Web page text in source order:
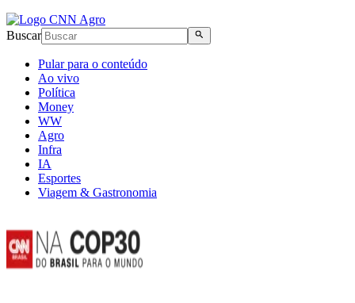
Buscar
Pular para o conteúdo
Ao vivo
Política
Money
WW
Agro
Infra
IA
Esportes
Viagem & Gastronomia